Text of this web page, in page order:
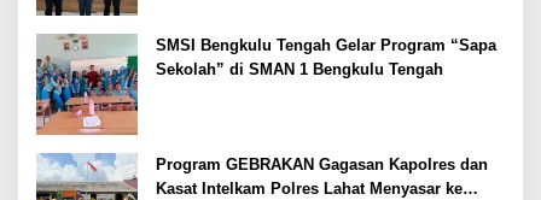
SMSI Bengkulu Tengah Gelar Program “Sapa
Sekolah” di SMAN 1 Bengkulu Tengah
Program GEBRAKAN Gagasan Kapolres dan
Kasat Intelkam Polres Lahat Menyasar ke